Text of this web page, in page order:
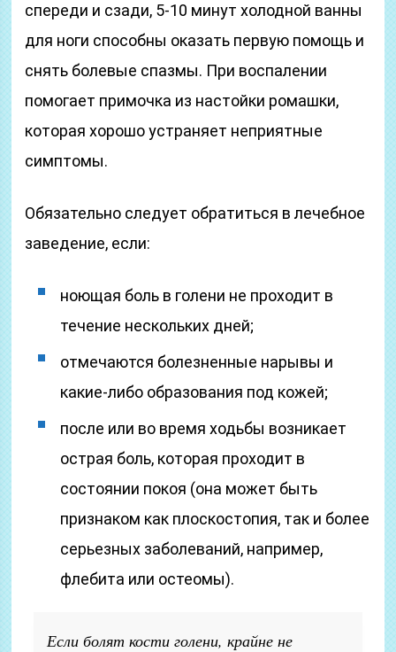
спереди и сзади, 5-10 минут холодной ванны
для ноги способны оказать первую помощь и
снять болевые спазмы. При воспалении
помогает примочка из настойки ромашки,
которая хорошо устраняет неприятные
симптомы.
Обязательно следует обратиться в лечебное
заведение, если:
ноющая боль в голени не проходит в
течение нескольких дней;
отмечаются болезненные нарывы и
какие-либо образования под кожей;
после или во время ходьбы возникает
острая боль, которая проходит в
состоянии покоя (она может быть
признаком как плоскостопия, так и более
серьезных заболеваний, например,
флебита или остеомы).
Если болят кости голени, крайне не